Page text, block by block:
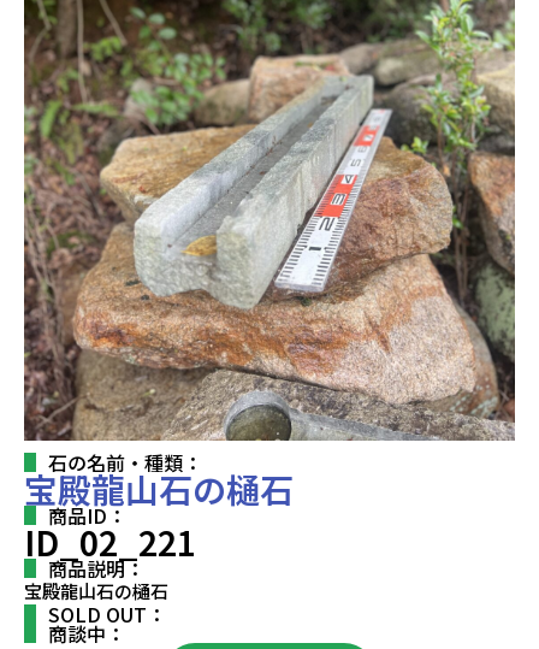
石の名前・種類：
宝殿龍山石の樋石
商品ID：
ID_02_221
商品説明：
宝殿龍山石の樋石
SOLD OUT：
商談中：